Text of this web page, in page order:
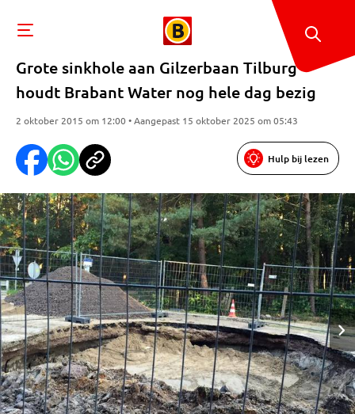
Grote sinkhole aan Gilzerbaan Tilburg
houdt Brabant Water nog hele dag bezig
2 oktober 2015 om 12:00 • Aangepast 15 oktober 2025 om 05:43
Hulp bij lezen